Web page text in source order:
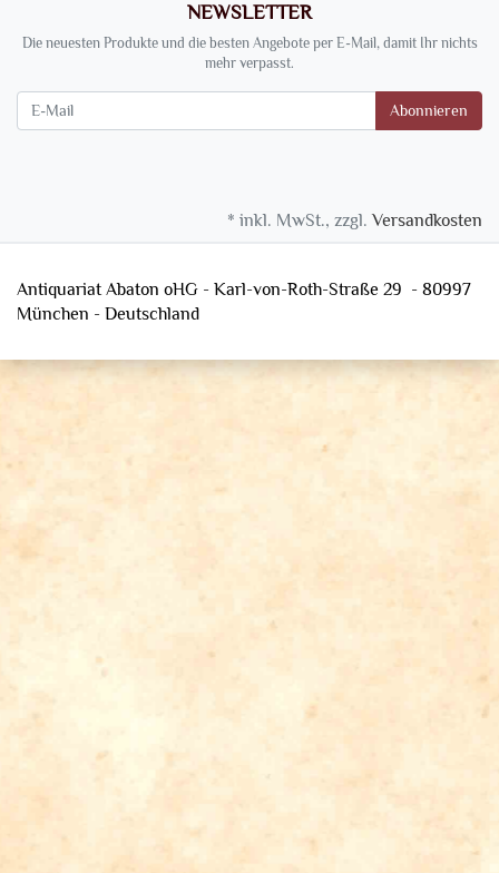
NEWSLETTER
Die neuesten Produkte und die besten Angebote per E-Mail, damit Ihr nichts
mehr verpasst.
Abonnieren
* inkl. MwSt., zzgl.Versandkosten
Antiquariat Abaton oHG - Karl-von-Roth-Straße 29 - 80997
München - Deutschland